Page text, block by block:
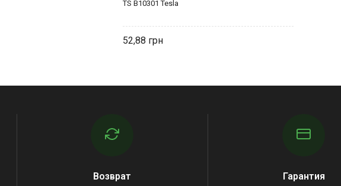
TS B10301 Tesla
52,88
Возврат Гарантия